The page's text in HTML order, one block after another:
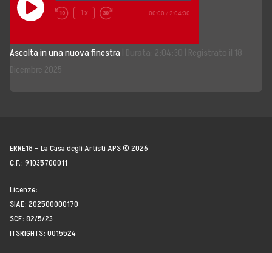
Storia, Mission e Vision
Direttivo
Blogger
Attività
Play
Episode
1x 00:00 /2:04:30
Ascolta in una nuova finestra Durata: 2:04:30 Registrato il 18
Dicembre 2025
ERRE18 – La Casa degli Artisti APS © 2026
C.F.: 91035700011
Licenze:
SIAE: 202500000170
SCF: 82/5/23
ITSRIGHTS: 0015524